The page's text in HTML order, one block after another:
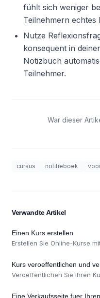
fühlt sich weniger
Teilnehmern echtes
Nutze
konsequent in
Notizbuch
Teilnehmer.
War dieser
cursus notitieboek
Verwandte Artikel
Einen Kurs erstellen
Erstellen Sie Online-Kurse
Kurs veroeffentlichen und
Veroeffentlichen Sie Ihren
Produkt.
Eine Verkaufsseite fuer